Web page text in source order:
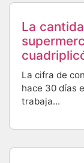
La
La cifra de
hace 30 días
trabaja...